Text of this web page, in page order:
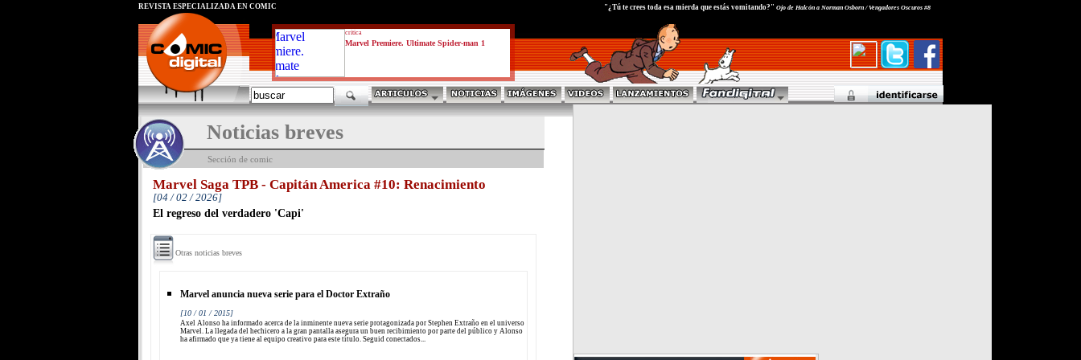
critica
Marvel Premiere. Ultimate Spider-man 1
REVISTA ESPECIALIZADA EN CÓMIC "¿Tú te crees toda esa mierda que estás vomitando?" Ojo de Halcón a Norman Osborn / Vengadores Oscuros #8
Noticias breves
Sección de comic
Marvel Saga TPB - Capitán America #10: Renacimiento
[04 / 02 / 2026]
El regreso del verdadero 'Capi'
Otras noticias breves
Marvel anuncia nueva serie para el Doctor Extraño
[10 / 01 / 2015]
Axel Alonso ha informado acerca de la inminente nueva serie protagonizada por Stephen Extraño en el universo
Marvel. La llegada del hechicero a la gran pantalla asegura un buen recibimiento por parte del público y Alonso
ha afirmado que ya tiene al equipo creativo para este título. Seguid conectados...